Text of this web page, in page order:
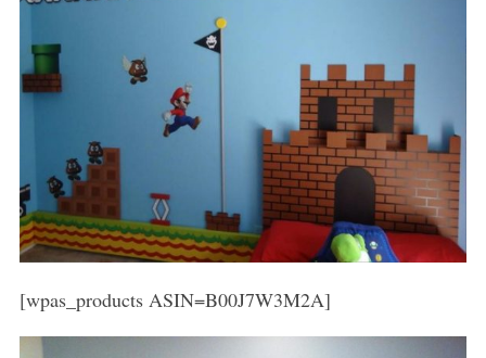
[wpas_products ASIN=B00J7W3M2A]